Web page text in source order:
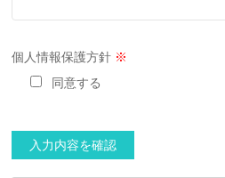
個人情報保護方針 ※
同意する